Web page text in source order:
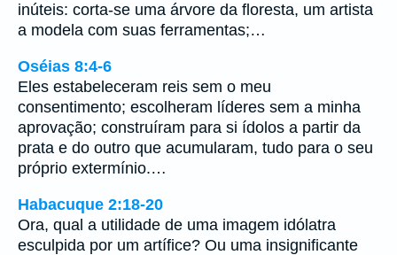
inúteis: corta-se uma árvore da floresta, um artista
a modela com suas ferramentas;…
Oséias 8:4-6
Eles estabeleceram reis sem o meu
consentimento; escolheram líderes sem a minha
aprovação; construíram para si ídolos a partir da
prata e do outro que acumularam, tudo para o seu
próprio extermínio.…
Habacuque 2:18-20
Ora, qual a utilidade de uma imagem idólatra
esculpida por um artífice? Ou uma insignificante